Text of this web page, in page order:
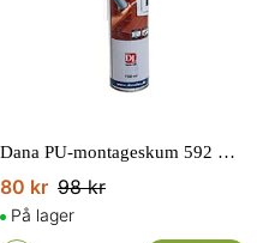
Dana PU-montageskum 592 med 500 ml i gulbrun
80 kr 98 kr
På lager